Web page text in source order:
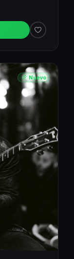
Nuevo